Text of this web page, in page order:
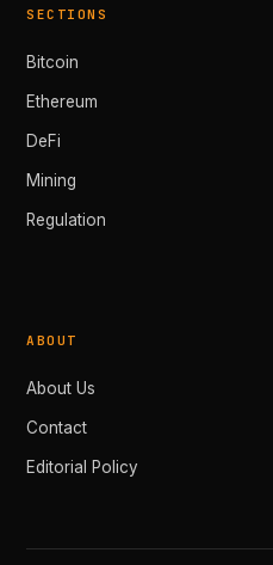
SECTIONS
Bitcoin
Ethereum
DeFi
Mining
Regulation
ABOUT
About Us
Contact
Editorial Policy